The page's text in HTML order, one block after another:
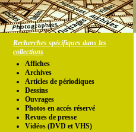
Recherches spécifiques dans les
collections
Affiches
Archives
Articles de périodiques
Dessins
Ouvrages
Photos en accés réservé
Revues de presse
Vidéos (DVD et VHS)